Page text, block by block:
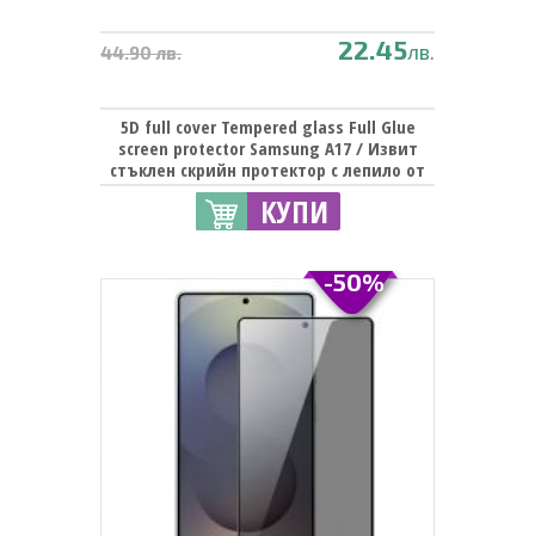
44.90 лв. 22.45лв.
5D full cover Tempered glass Full Glue
screen protector Samsung A17 / Извит
стъклен скрийн протектор с лепило от
вътрешната страна за Samsung Galaxy
A17 - черен кант
КУПИ
-50%